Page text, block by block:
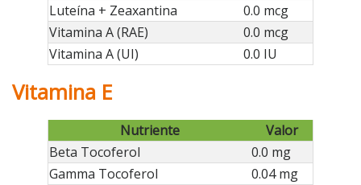
Luteína + Zeaxantina
0.0 mcg
Vitamina A (RAE)
0.0 mcg
Vitamina A (UI)
0.0 IU
Vitamina E
Nutriente
Valor
Beta Tocoferol
0.0 mg
Gamma Tocoferol
0.04 mg